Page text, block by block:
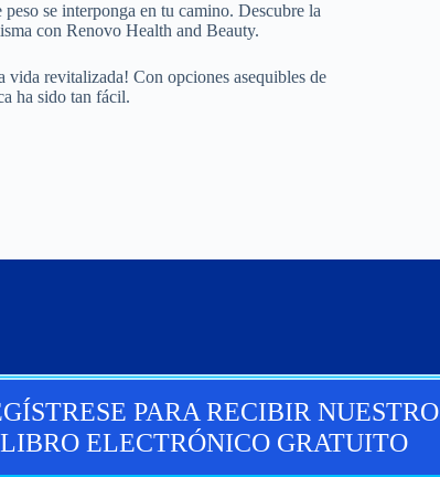
se interponga en tu camino. Descubre la
con Renovo Health and Beauty.
vida revitalizada! Con opciones asequibles de
ha sido tan fácil.
PARA RECIBIR NUESTRO
LIBRO ELECTRÓNICO GRATUITO